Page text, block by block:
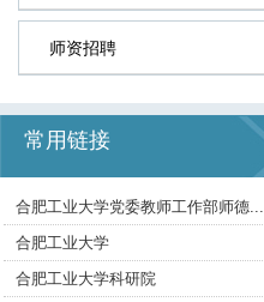
师资招聘
常用链接
合肥工业大学党委教师工作部师德...
合肥工业大学
合肥工业大学科研院